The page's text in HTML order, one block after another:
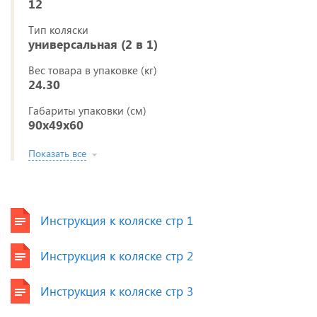
12
Тип коляски
универсальная (2 в 1)
Вес товара в упаковке (кг)
24.30
Габариты упаковки (см)
90x49x60
Показать все
Инструкция к коляске стр 1
Инструкция к коляске стр 2
Инструкция к коляске стр 3